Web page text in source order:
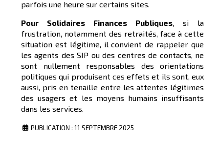
parfois une heure sur certains sites.
Pour Solidaires Finances Publiques, si la
frustration, notamment des retraités, face à cette
situation est légitime, il convient de rappeler que
les agents des SIP ou des centres de contacts, ne
sont nullement responsables des orientations
politiques qui produisent ces effets et ils sont, eux
aussi, pris en tenaille entre les attentes légitimes
des usagers et les moyens humains insuffisants
dans les services.
PUBLICATION : 11 SEPTEMBRE 2025